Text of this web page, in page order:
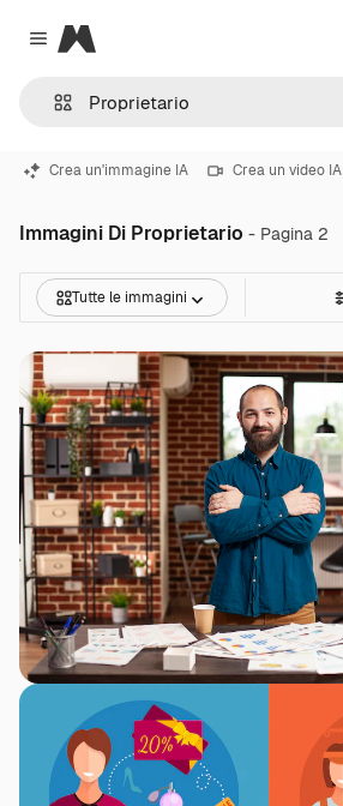
Close menu
Magnific
Crea un'immagine IA Crea un video IA
Immagini Di Proprietario - Pagina 2
Tutte le immagini